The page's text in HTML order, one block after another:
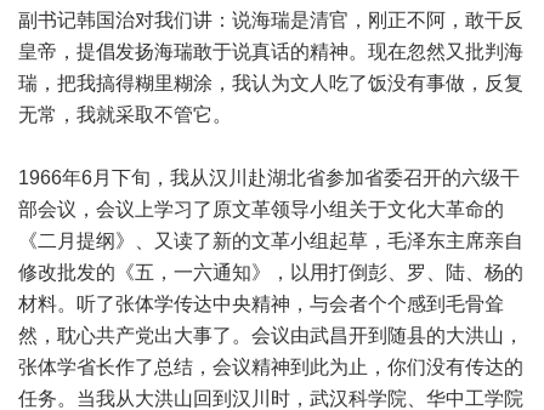
副书记韩国治对我们讲：说海瑞是清官，刚正不阿，敢干反
皇帝，提倡发扬海瑞敢于说真话的精神。现在忽然又批判海
瑞，把我搞得糊里糊涂，我认为文人吃了饭没有事做，反复
无常，我就采取不管它。
1966年6月下旬，我从汉川赴湖北省参加省委召开的六级干
部会议，会议上学习了原文革领导小组关于文化大革命的
《二月提纲》、又读了新的文革小组起草，毛泽东主席亲自
修改批发的《五，一六通知》，以用打倒彭、罗、陆、杨的
材料。听了张体学传达中央精神，与会者个个感到毛骨耸
然，耽心共产党出大事了。会议由武昌开到随县的大洪山，
张体学省长作了总结，会议精神到此为止，你们没有传达的
任务。当我从大洪山回到汉川时，武汉科学院、华中工学院